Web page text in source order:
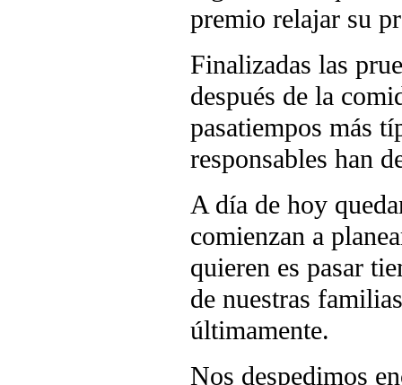
premio relajar su
Finalizadas las
después de la
pasatiempos más
responsables han
A día de hoy
comienzan a
quieren es pasar
de nuestras
últimamente.
Nos despedimos